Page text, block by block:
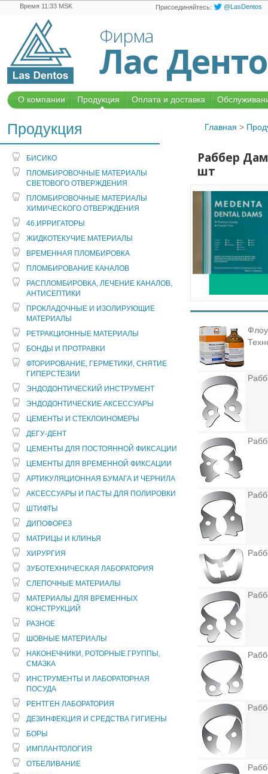
Время 11:33 MSK Присоединяйтесь: @LasDentos
Фирма
Лас
О компании Продукция Оплата и доставка
Продукция
БИСИКО
ПЛОМБИРОВОЧНЫЕ МАТЕРИАЛЫ
СВЕТОВОГО ОТВЕРЖДЕНИЯ
ПЛОМБИРОВОЧНЫЕ МАТЕРИАЛЫ
ХИМИЧЕСКОГО ОТВЕРЖДЕНИЯ
46.ИРРИГАТОРЫ
ЖИДКОТЕКУЧИЕ МАТЕРИАЛЫ
ВРЕМЕННАЯ ПЛОМБИРОВКА
ПЛОМБИРОВАНИЕ КАНАЛОВ
РАСПЛОМБИРОВКА, ЛЕЧЕНИЕ КАНАЛОВ,
АНТИСЕПТИКИ
ПРОКЛАДОЧНЫЕ И ИЗОЛИРУЮЩИЕ
МАТЕРИАЛЫ
РЕТРАКЦИОННЫЕ МАТЕРИАЛЫ
БОНДЫ И ПРОТРАВКИ
ФТОРИРОВАНИЕ, ГЕРМЕТИКИ, СНЯТИЕ
ГИПЕРСТЕЗИИ
ЭНДОДОНТИЧЕСКИЙ ИНСТРУМЕНТ
ЭНДОДОНТИЧЕСКИЕ АКСЕССУАРЫ
ЦЕМЕНТЫ И СТЕКЛОИНОМЕРЫ
ДЕГУ-ДЕНТ
ЦЕМЕНТЫ ДЛЯ ПОСТОЯННОЙ ФИКСАЦИИ
ЦЕМЕНТЫ ДЛЯ ВРЕМЕННОЙ ФИКСАЦИИ
АРТИКУЛЯЦИОННАЯ БУМАГА И ЧЕРНИЛА
АКСЕССУАРЫ И ПАСТЫ ДЛЯ ПОЛИРОВКИ
ШТИФТЫ
ДИПОФОРЕЗ
МАТРИЦЫ И КЛИНЬЯ
ХИРУРГИЯ
ЗУБОТЕХНИЧЕСКАЯ ЛАБОРАТОРИЯ
СЛЕПОЧНЫЕ МАТЕРИАЛЫ
МАТЕРИАЛЫ ДЛЯ ВРЕМЕННЫХ
КОНСТРУКЦИЙ
РАЗНОЕ
ШОВНЫЕ МАТЕРИАЛЫ
НАКОНЕЧНИКИ, РОТОРНЫЕ ГРУППЫ,
СМАЗКА
ИНСТРУМЕНТЫ И ЛАБОРАТОРНАЯ
ПОСУДА
РЕНТГЕН ЛАБОРАТОРИЯ
ДЕЗИНФЕКЦИЯ И СРЕДСТВА ГИГИЕНЫ
БОРЫ
ИМПЛАНТОЛОГИЯ
ОТБЕЛИВАНИЕ
Главная >
Раббер
шт